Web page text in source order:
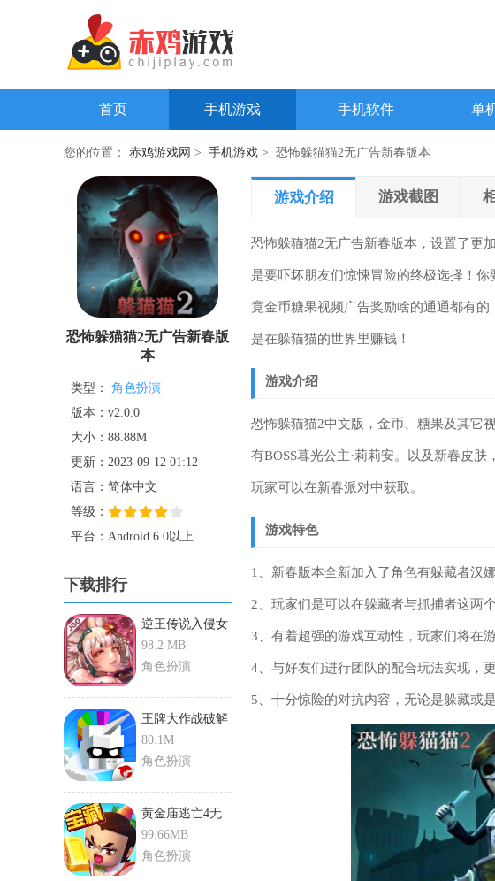
首页 手机游戏 手机软件 单
您的位置： 赤鸡游戏网 > 手机游戏 > 恐怖躲猫猫2无广告新春版本
恐怖躲猫猫2无广告新春版
本
类型： 角色扮演
版本：v2.0.0
大小：88.88M
更新：2023-09-12 01:12
语言：简体中文
等级：
平台：Android 6.0以上
下载排行
逆王传说入侵女
儿国破解版
98.2 MB
角色扮演
王牌大作战破解
版
80.1M
角色扮演
黄金庙逃亡4无
限钻石版
99.66MB
角色扮演
游戏介绍 游戏截图
恐怖躲猫猫2无广告新春版本，设置了更
是要吓坏朋友们惊悚冒险的终极选择！
竟金币糖果视频广告奖励啥的通通都有
是在躲猫猫的世界里赚钱！
游戏介绍
恐怖躲猫猫2中文版，金币、糖果及其它
有BOSS暮光公主·莉莉安。以及新春皮
玩家可以在新春派对中获取。
游戏特色
1、新春版本全新加入了角色有躲藏者汉
2、玩家们是可以在躲藏者与抓捕者这两
3、有着超强的游戏互动性，玩家们将在
4、与好友们进行团队的配合玩法实现，
5、十分惊险的对抗内容，无论是躲藏或